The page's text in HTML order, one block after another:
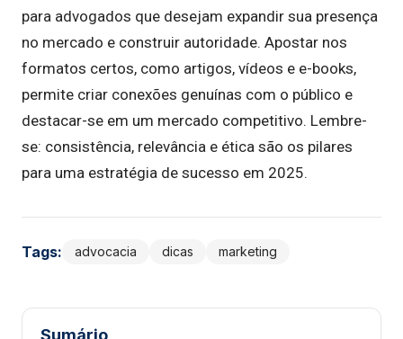
para advogados que desejam expandir sua presença
no mercado e construir autoridade. Apostar nos
formatos certos, como artigos, vídeos e e-books,
permite criar conexões genuínas com o público e
destacar-se em um mercado competitivo. Lembre-
se: consistência, relevância e ética são os pilares
para uma estratégia de sucesso em 2025.
Tags: advocacia dicas marketing
Sumário